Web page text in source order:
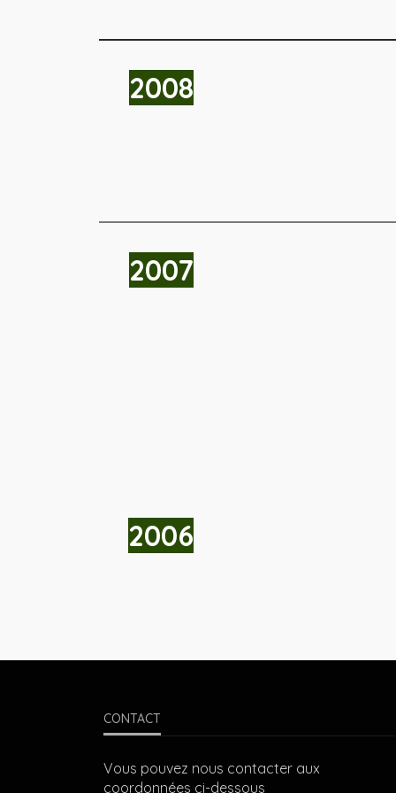
2008
2007
2006
CONTACT
Vous pouvez nous contacter aux
coordonnées ci-dessous